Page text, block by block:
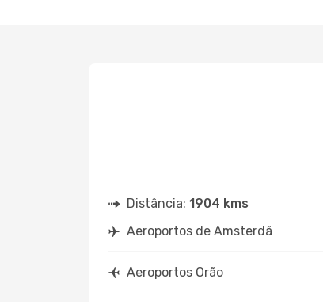
Distância: 1904 kms
Aeroportos de Amsterdã
Aeroportos Orão